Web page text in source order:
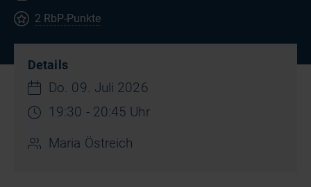
2 RbP-Punkte
Details
Do. 09. Juli 2026
19:30 - 20:45 Uhr
Maria Östreich